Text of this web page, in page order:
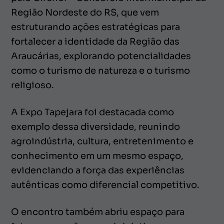
Região Nordeste do RS, que vem
estruturando ações estratégicas para
fortalecer a identidade da Região das
Araucárias, explorando potencialidades
como o turismo de natureza e o turismo
religioso.
A Expo Tapejara foi destacada como
exemplo dessa diversidade, reunindo
agroindústria, cultura, entretenimento e
conhecimento em um mesmo espaço,
evidenciando a força das experiências
autênticas como diferencial competitivo.
O encontro também abriu espaço para